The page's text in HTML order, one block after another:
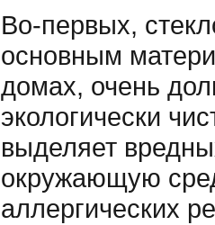
Во-первых,
основным
домах, очень
экологически
выделяет
окружающую
аллергических